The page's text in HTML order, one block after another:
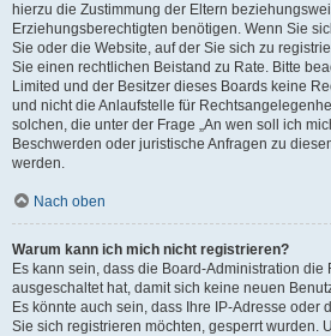
hierzu die Zustimmung der Eltern
Erziehungsberechtigten benötigen. Wenn Sie
Sie oder die Website, auf der Sie sich zu
Sie einen rechtlichen Beistand zu Rate. Bitte
Limited und der Besitzer dieses Boards keine
und nicht die Anlaufstelle für
solchen, die unter der Frage „An wen soll ich
Beschwerden oder juristische Anfragen zu
werden.
Nach oben
Warum kann ich mich nicht registrieren?
Es kann sein, dass die Board-Administration die
ausgeschaltet hat, damit sich keine neuen
Es könnte auch sein, dass Ihre IP-Adresse oder
Sie sich registrieren möchten, gesperrt wurden.